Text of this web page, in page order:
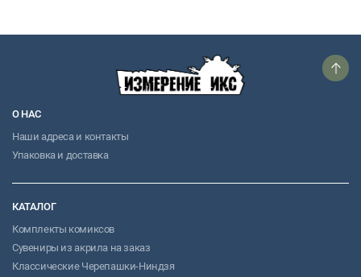
О НАС
Наши адреса и контакты
Упаковка и доставка
КАТАЛОГ
Комплекты комиксов
Сувениры из акрила на заказ
Классические Черепашки-Ниндзя